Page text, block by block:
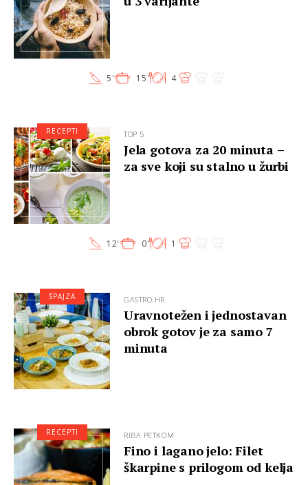
5' 15' 4
TOP 5
Jela gotova za 20 minuta –
za sve koji su stalno u žurbi
12' 0' 1
RECEPTI
GASTRO.HR
Uravnotežen i jednostavan
obrok gotov je za samo 7
minuta
ŠPAJZA
RIBA PETKOM
Fino i lagano jelo: Filet
škarpine s prilogom od kelja
RECEPTI